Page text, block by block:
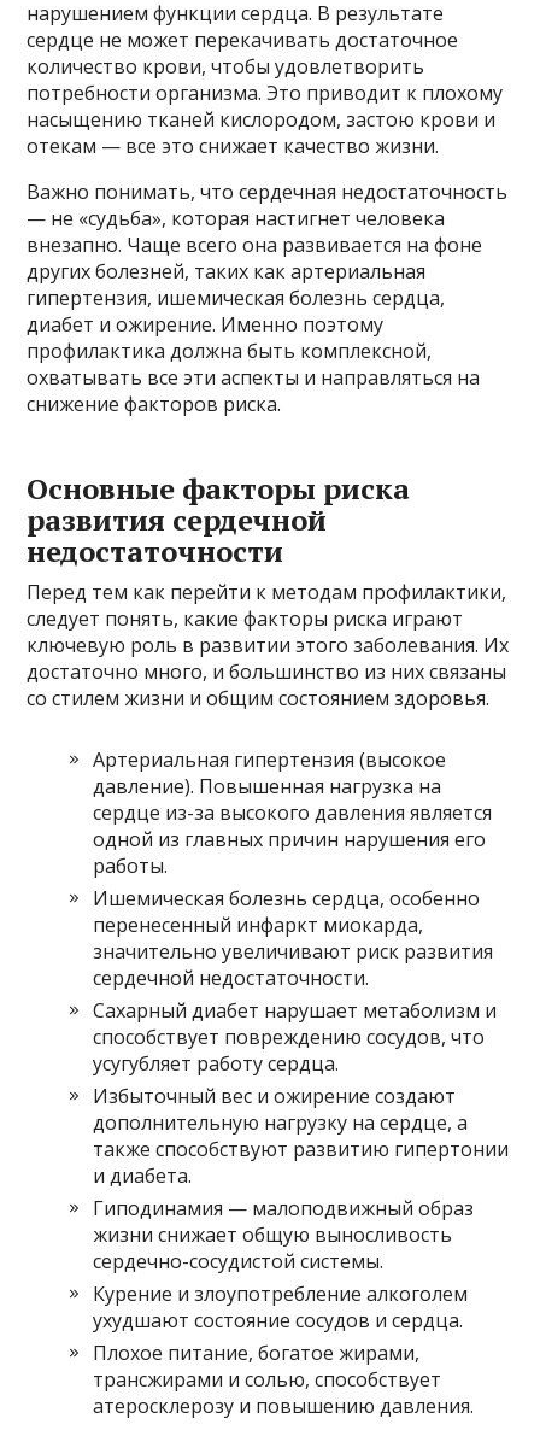
нарушением функции сердца. В результате
сердце не может перекачивать достаточное
количество крови, чтобы удовлетворить
потребности организма. Это приводит к плохому
насыщению тканей кислородом, застою крови и
отекам — все это снижает качество жизни.
Важно понимать, что сердечная недостаточность
— не «судьба», которая настигнет человека
внезапно. Чаще всего она развивается на фоне
других болезней, таких как артериальная
гипертензия, ишемическая болезнь сердца,
диабет и ожирение. Именно поэтому
профилактика должна быть комплексной,
охватывать все эти аспекты и направляться на
снижение факторов риска.
Основные факторы риска
развития сердечной
недостаточности
Перед тем как перейти к методам профилактики,
следует понять, какие факторы риска играют
ключевую роль в развитии этого заболевания. Их
достаточно много, и большинство из них связаны
со стилем жизни и общим состоянием здоровья.
Артериальная гипертензия (высокое
давление). Повышенная нагрузка на
сердце из-за высокого давления является
одной из главных причин нарушения его
работы.
Ишемическая болезнь сердца, особенно
перенесенный инфаркт миокарда,
значительно увеличивают риск развития
сердечной недостаточности.
Сахарный диабет нарушает метаболизм и
способствует повреждению сосудов, что
усугубляет работу сердца.
Избыточный вес и ожирение создают
дополнительную нагрузку на сердце, а
также способствуют развитию гипертонии
и диабета.
Гиподинамия — малоподвижный образ
жизни снижает общую выносливость
сердечно-сосудистой системы.
Курение и злоупотребление алкоголем
ухудшают состояние сосудов и сердца.
Плохое питание, богатое жирами,
трансжирами и солью, способствует
атеросклерозу и повышению давления.